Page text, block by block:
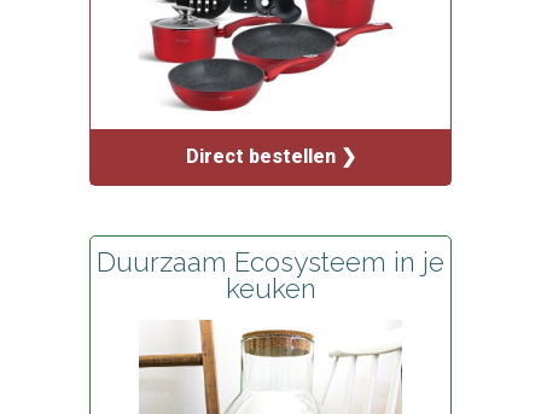
Direct bestellen ❯
Duurzaam Ecosysteem in je
keuken